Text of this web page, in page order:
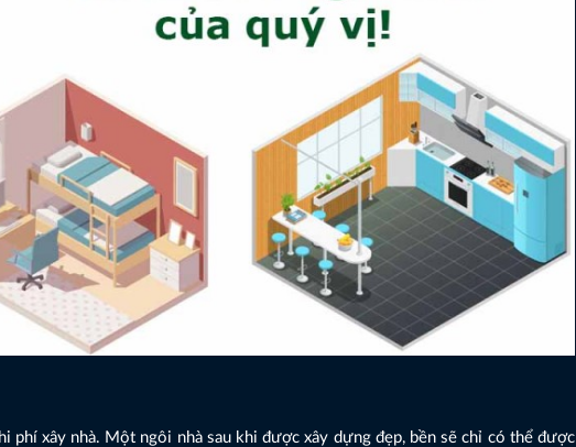
phí xây nhà. Một ngôi nhà sau khi được xây dựng đẹp, bền sẽ chỉ có thể được